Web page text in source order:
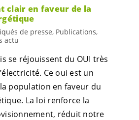
clair en faveur de la
de presse, Publications,
actu
se réjouissent du OUI très
Ce oui est un
population en faveur du
La loi renforce la
réduit notre